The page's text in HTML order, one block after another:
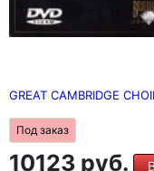
GREAT CAMBRIDGE
Под заказ
10123 руб.